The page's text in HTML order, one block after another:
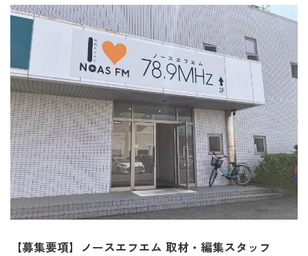
【募集要項】ノースエフエム 取材・編集スタッフ